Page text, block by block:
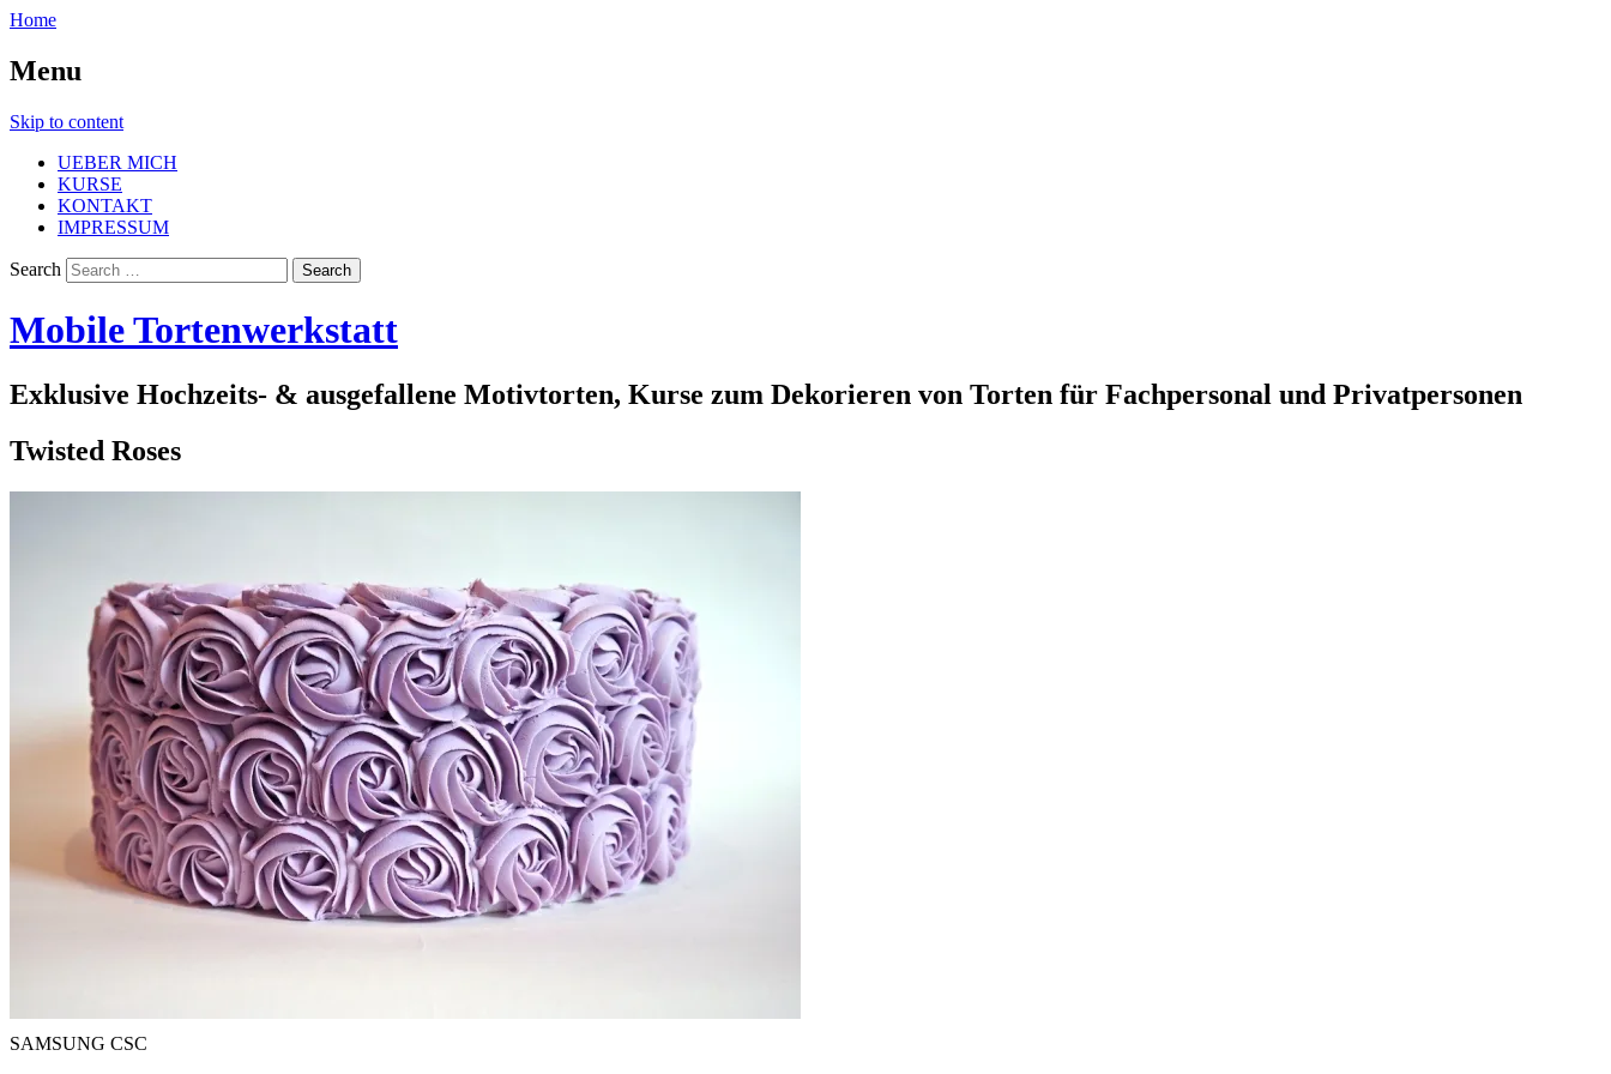
Home
Menu
Skip to content
UEBER MICH
KURSE
KONTAKT
IMPRESSUM
Search
Mobile Tortenwerkstatt
Exklusive Hochzeits- & ausgefallene Motivtorten, Kurse zum Dekorieren von Torten für Fachpersonal und Privatpersonen
Twisted Roses
SAMSUNG CSC